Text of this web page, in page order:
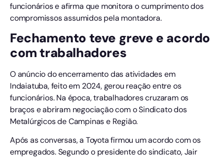
funcionários e afirma que monitora o cumprimento dos
compromissos assumidos pela montadora.
Fechamento teve greve e acordo
com trabalhadores
O anúncio do encerramento das atividades em
Indaiatuba, feito em 2024, gerou reação entre os
funcionários. Na época, trabalhadores cruzaram os
braços e abriram negociação com o Sindicato dos
Metalúrgicos de Campinas e Região.
Após as conversas, a Toyota firmou um acordo com os
empregados. Segundo o presidente do sindicato, Jair